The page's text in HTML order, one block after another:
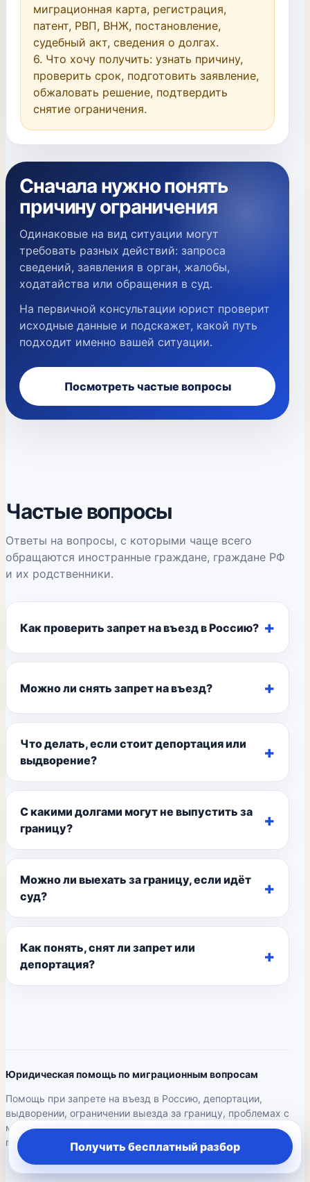
миграционная карта, регистрация,
патент, РВП, ВНЖ, постановление,
судебный акт, сведения о долгах.
6. Что хочу получить: узнать причину,
проверить срок, подготовить заявление,
обжаловать решение, подтвердить
снятие ограничения.
Сначала нужно понять
причину ограничения
Одинаковые на вид ситуации могут
требовать разных действий: запроса
сведений, заявления в орган, жалобы,
ходатайства или обращения в суд.
На первичной консультации юрист проверит
исходные данные и подскажет, какой путь
подходит именно вашей ситуации.
Посмотреть частые вопросы
Частые вопросы
Ответы на вопросы, с которыми чаще всего
обращаются иностранные граждане, граждане РФ
и их родственники.
Как проверить запрет на въезд в Россию?
Можно ли снять запрет на въезд?
Что делать, если стоит депортация или
выдворение?
С какими долгами могут не выпустить за
границу?
Можно ли выехать за границу, если идёт
суд?
Как понять, снят ли запрет или
депортация?
Юридическая помощь по миграционным вопросам
Помощь при запрете на въезд в Россию, депортации,
выдворении, ограничении выезда за границу, проблемах с
миграционными документами, долгами, судами и
пересечением границы.Получить бесплатный разбор